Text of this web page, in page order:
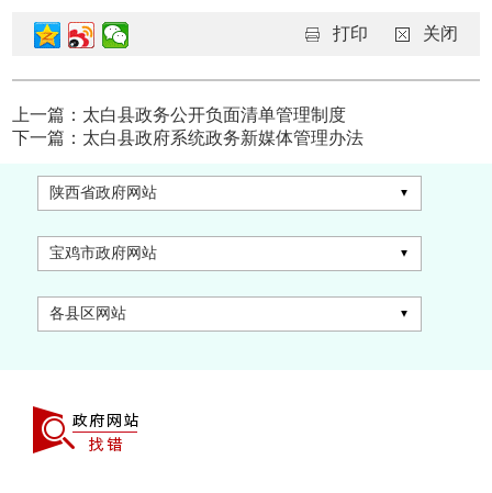
打印 关闭
上一篇：太白县政务公开负面清单管理制度
下一篇：太白县政府系统政务新媒体管理办法
陕西省政府网站
宝鸡市政府网站
各县区网站